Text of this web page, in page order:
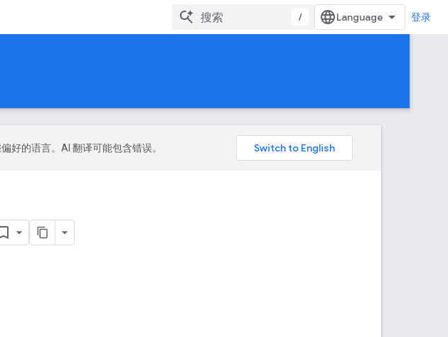
/ 登录
好的语言。AI 翻译可能包含错误。